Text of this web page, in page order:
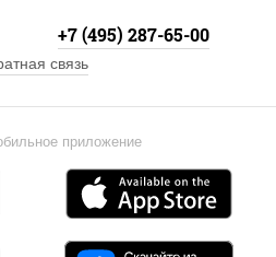
приложение
+7 (495) 287-65-00
связь